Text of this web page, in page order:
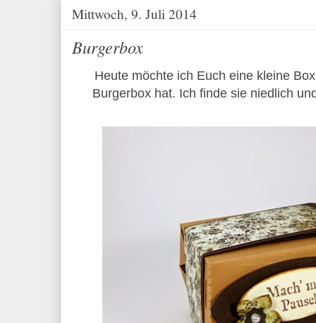
Mittwoch, 9. Juli 2014
Burgerbox
Heute möchte ich Euch eine kleine
Burgerbox hat. Ich finde sie niedlich